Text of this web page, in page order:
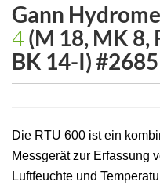
Gann
4(M 18, MK 8,
BK 14-I) #2685
Die RTU 600 ist ein
Messgerät zur Erfassung
Luftfeuchte und